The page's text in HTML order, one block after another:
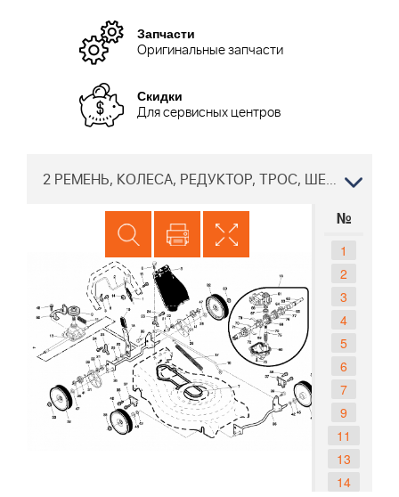
Запчасти
Оригинальные запчасти
Скидки
Для сервисных центров
2 РЕМЕНЬ, КОЛЕСА, РЕДУКТОР, ТРОС, ШЕСТЕРНИ Газонокосилка Partner P553 CM 96141011303, 2008-09
№
1
2
3
4
5
6
7
9
11
13
14